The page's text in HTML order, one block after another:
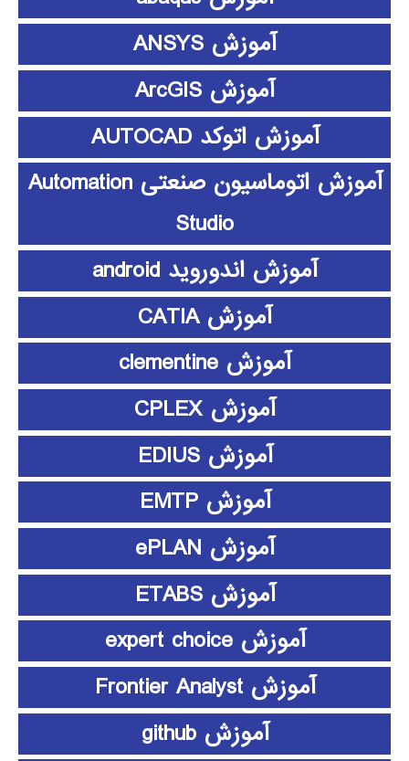
آموزش ANSYS
آموزش ArcGIS
آموزش اتوکد AUTOCAD
آموزش اتوماسیون صنعتی Automation
Studio
آموزش اندوروید android
آموزش CATIA
آموزش clementine
آموزش CPLEX
آموزش EDIUS
آموزش EMTP
آموزش ePLAN
آموزش ETABS
آموزش expert choice
آموزش Frontier Analyst
آموزش github